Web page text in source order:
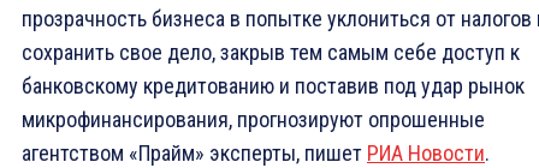
прозрачность бизнеса в попытке уклониться от налогов
сохранить свое дело, закрыв тем самым себе доступ к
банковскому кредитованию и поставив под удар рынок
микрофинансирования, прогнозируют опрошенные
агентством «Прайм» эксперты, пишет РИА Новости.